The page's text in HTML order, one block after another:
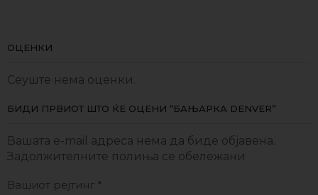
ОЦЕНКИ
Сеуште нема оценки.
БИДИ ПРВИОТ ШТО ЌЕ ОЦЕНИ “БАЊАРКА DENVER”
Вашата e-mail адреса нема да биде објавена.
Задолжителните полиња се обележани
Вашиот рејтинг *